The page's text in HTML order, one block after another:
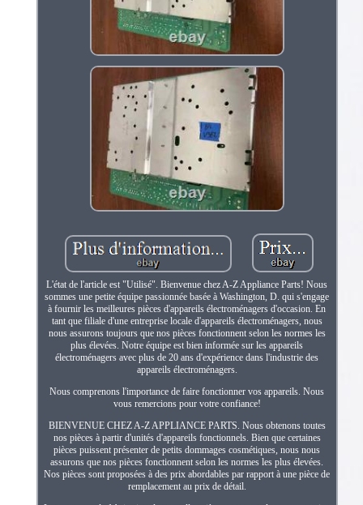
L'état de l'article est "Utilisé". Bienvenue chez A-Z Appliance Parts! Nous
sommes une petite équipe passionnée basée à Washington, D. qui s'engage
à fournir les meilleures pièces d'appareils électroménagers d'occasion. En
tant que filiale d'une entreprise locale d'appareils électroménagers, nous
nous assurons toujours que nos pièces fonctionnent selon les normes les
plus élevées. Notre équipe est bien informée sur les appareils
électroménagers avec plus de 20 ans d'expérience dans l'industrie des
appareils électroménagers.
Nous comprenons l'importance de faire fonctionner vos appareils. Nous
vous remercions pour votre confiance!
BIENVENUE CHEZ A-Z APPLIANCE PARTS. Nous obtenons toutes
nos pièces à partir d'unités d'appareils fonctionnels. Bien que certaines
pièces puissent présenter de petits dommages cosmétiques, nous nous
assurons que nos pièces fonctionnent selon les normes les plus élevées.
Nos pièces sont proposées à des prix abordables par rapport à une pièce de
remplacement au prix de détail.